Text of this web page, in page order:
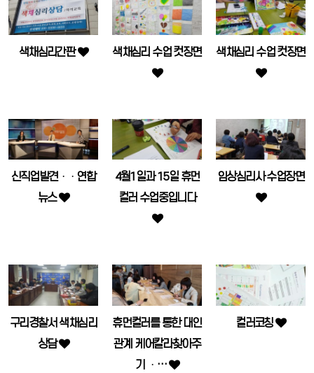
색채심리간판 색채심리 수업 컷장면 색채심리 수업 컷장면
신직업발견ᆞᆞ연합
뉴스
4월1일과 15일 휴먼
컬러 수업중입니다
임상심리사 수업장면
구리경찰서 색채심리
상담
휴먼컬러를 통한 대인
관계 케어칼라찾아주
기 ᆞ…
컬러코칭